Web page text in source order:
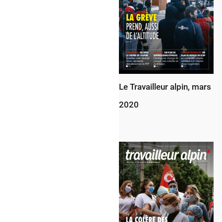
Le Travailleur alpin, mars
2020